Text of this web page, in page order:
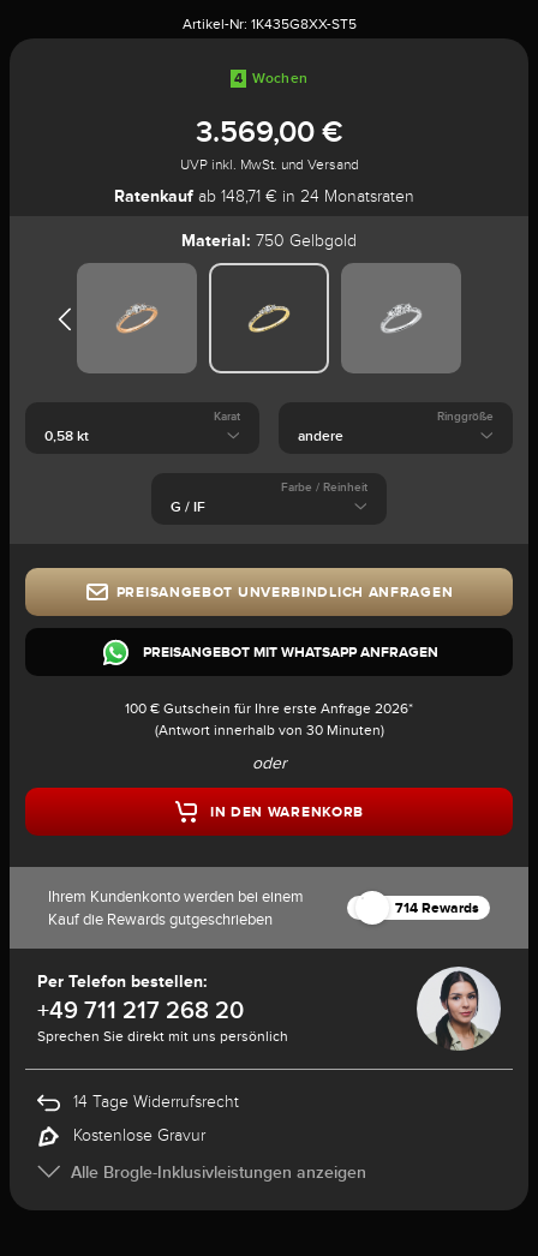
Artikel-Nr: 1K435G8XX-ST5
4 Wochen
3.569,00 €
UVP inkl. MwSt. und Versand
Ratenkauf ab 148,71 € in 24 Monatsraten
Material: 750 Gelbgold
Karat Ringgröße
Farbe / Reinheit
PREISANGEBOT UNVERBINDLICH ANFRAGEN
PREISANGEBOT MIT WHATSAPP ANFRAGEN
100 € Gutschein für Ihre erste Anfrage 2026*
(Antwort innerhalb von 30 Minuten)
oder
IN DEN WARENKORB
Ihrem Kundenkonto werden bei einem
Kauf die Rewards gutgeschrieben
714 Rewards
Per Telefon bestellen:
+49 711 217 268 20
Sprechen Sie direkt mit uns persönlich
14 Tage Widerrufsrecht
Kostenlose Gravur
Alle Brogle-Inklusivleistungen anzeigen